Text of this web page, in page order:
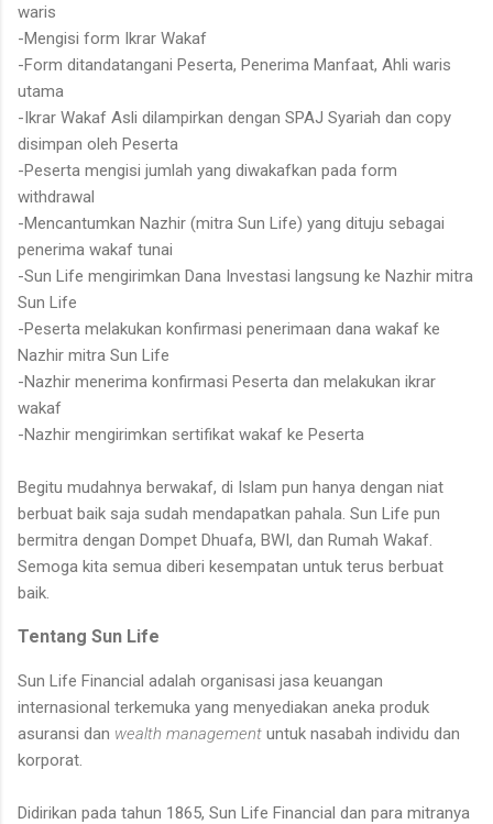
waris
-Mengisi form Ikrar Wakaf
-Form ditandatangani Peserta, Penerima Manfaat, Ahli waris
utama
-Ikrar Wakaf Asli dilampirkan dengan SPAJ Syariah dan copy
disimpan oleh Peserta
-Peserta mengisi jumlah yang diwakafkan pada form
withdrawal
-Mencantumkan Nazhir (mitra Sun Life) yang dituju sebagai
penerima wakaf tunai
-Sun Life mengirimkan Dana Investasi langsung ke Nazhir mitra
Sun Life
-Peserta melakukan konfirmasi penerimaan dana wakaf ke
Nazhir mitra Sun Life
-Nazhir menerima konfirmasi Peserta dan melakukan ikrar
wakaf
-Nazhir mengirimkan sertifikat wakaf ke Peserta
Begitu mudahnya berwakaf, di Islam pun hanya dengan niat
berbuat baik saja sudah mendapatkan pahala. Sun Life pun
bermitra dengan Dompet Dhuafa, BWI, dan Rumah Wakaf.
Semoga kita semua diberi kesempatan untuk terus berbuat
baik.
Tentang Sun Life
Sun Life Financial adalah organisasi jasa keuangan
internasional terkemuka yang menyediakan aneka produk
asuransi dan wealth management untuk nasabah individu dan
korporat.
Didirikan pada tahun 1865, Sun Life Financial dan para mitranya